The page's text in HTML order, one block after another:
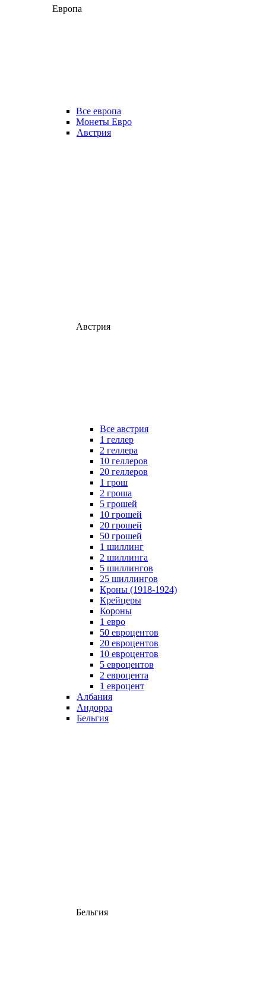
Европа
Все европа
Монеты Евро
Австрия
Австрия
Все австрия
1 геллер
2 геллера
10 геллеров
20 геллеров
1 грош
2 гроша
5 грошей
10 грошей
20 грошей
50 грошей
1 шиллинг
2 шиллинга
5 шиллингов
25 шиллингов
Кроны (1918-1924)
Крейцеры
Короны
1 евро
50 евроцентов
20 евроцентов
10 евроцентов
5 евроцентов
2 евроцента
1 евроцент
Албания
Андорра
Бельгия
Бельгия